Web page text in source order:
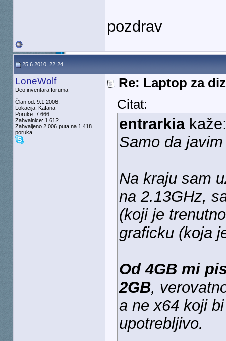
pozdrav
25.6.2010, 22:24
LoneWolf
Deo inventara foruma
Član od: 9.1.2006.
Lokacija: Kafana
Poruke: 7.666
Zahvalnice: 1.612
Zahvaljeno 2.006 puta na 1.418
poruka
Re: Laptop za
Citat:
entrarkia
Samo da
Na kraju sam
na 2.13GHz,
(koji je
graficku (koja
Od 4GB mi
2GB,
a ne x64 koji
upotrebljivo.